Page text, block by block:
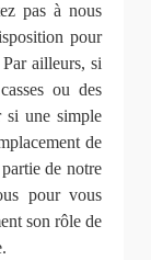
pas à nous
pour
ailleurs, si
ou des
si une simple
de
de notre
pour vous
son rôle de